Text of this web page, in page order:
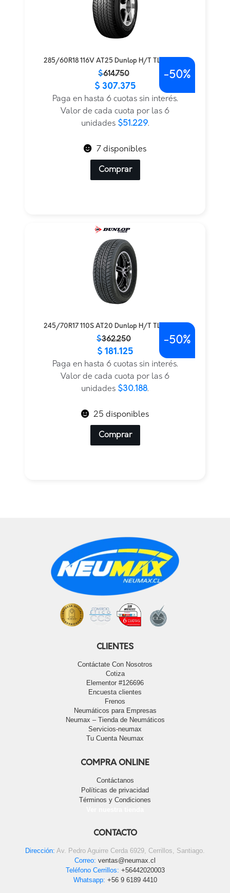
285/60R18 116V AT25 Dunlop H/T TL BLK JAP
$614.750
original
actual
$ 307.375
Paga en hasta 6 cuotas sin interés.
Valor de cada cuota por las 6
unidades $51.229.
-50%
7 disponibles
Comprar
245/70R17 110S AT20 Dunlop H/T TL BLK JAP
$362.250
original
$362.250.
actual
$ 181.125
Paga en hasta 6 cuotas sin interés.
Valor de cada cuota por las 6
unidades $30.188.
-50%
25 disponibles
Comprar
CLIENTES
Contáctate Con Nosotros
Cotiza
Elementor #126696
Encuesta clientes
Frenos
Neumáticos para Empresas
Neumax – Tienda de Neumáticos
Servicios-neumax
Tu Cuenta Neumax
COMPRA ONLINE
Contáctanos
Políticas de privacidad
Términos y Condiciones
CONTACTO
Dirección: Av. Pedro Aguirre Cerda 6929, Cerrillos, Santiago.
Correo: ventas@neumax.cl
Teléfono Cerrillos: +56442020003
Whatsapp: +56 9 6189 4410